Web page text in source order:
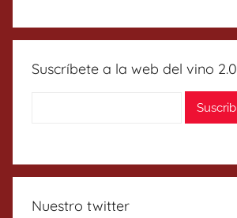
Suscríbete a la web del vino
Nuestro twitter